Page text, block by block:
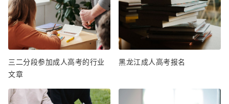
三二分段参加成人高考的行业
文章
黑龙江成人高考报名